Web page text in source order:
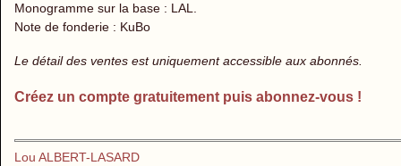
Monogramme sur la base : LAL.
Note de fonderie : KuBo
Le détail des ventes est uniquement accessible aux abonnés.
Créez un compte gratuitement puis abonnez-vous !
Lou ALBERT-LASARD